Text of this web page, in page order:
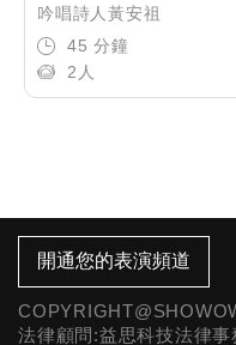
吟唱詩人黃安祖
45 分鐘
2人
開通您的表演頻道
法律顧問:益思科技法律事